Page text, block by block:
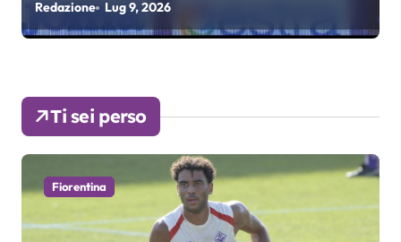
colpo”
Redazione Lug 9, 2026
Ti sei perso
Fiorentina